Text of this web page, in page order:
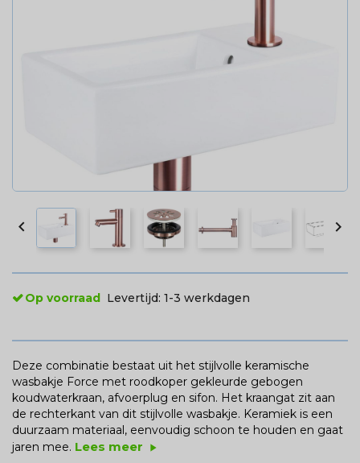
 
Op voorraad Levertijd: 1-3 werkdagen
Deze combinatie bestaat uit het stijlvolle keramische
wasbakje Force met roodkoper gekleurde gebogen
koudwaterkraan, afvoerplug en sifon. Het kraangat zit aan
de rechterkant van dit stijlvolle wasbakje. Keramiek is een
duurzaam materiaal, eenvoudig schoon te houden en gaat
jaren mee. Lees meer play_arrow